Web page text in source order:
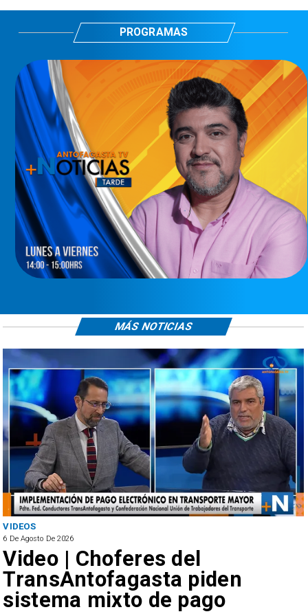
PROGRAMAS
VIDEOS
6 De Agosto De 2026
Video | Choferes del
TransAntofagasta piden
sistema mixto de pago
MÁS NOTICIAS